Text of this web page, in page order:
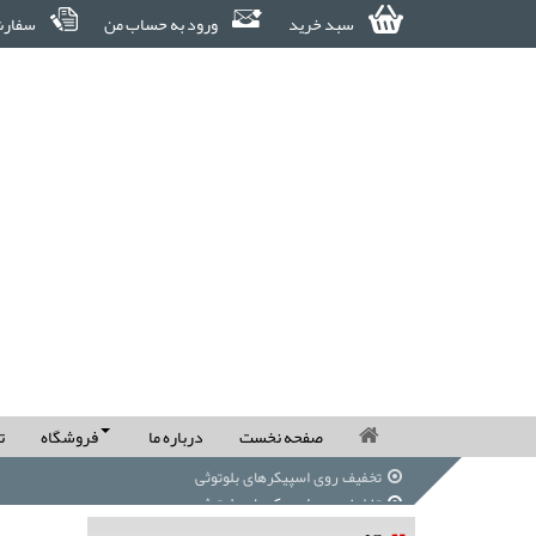
سبد خرید ورود به حساب من
صفحه نخست درباره ما فروشگاه
تخفیف روی اسپیکرهای بلوتوثی